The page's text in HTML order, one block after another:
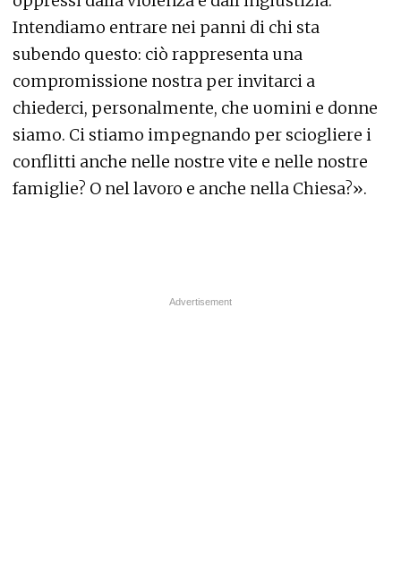
Intendiamo entrare nei panni di chi sta
subendo questo: ciò rappresenta una
compromissione nostra per invitarci a
chiederci, personalmente, che uomini e donne
siamo. Ci stiamo impegnando per sciogliere i
conflitti anche nelle nostre vite e nelle nostre
famiglie? O nel lavoro e anche nella Chiesa?».